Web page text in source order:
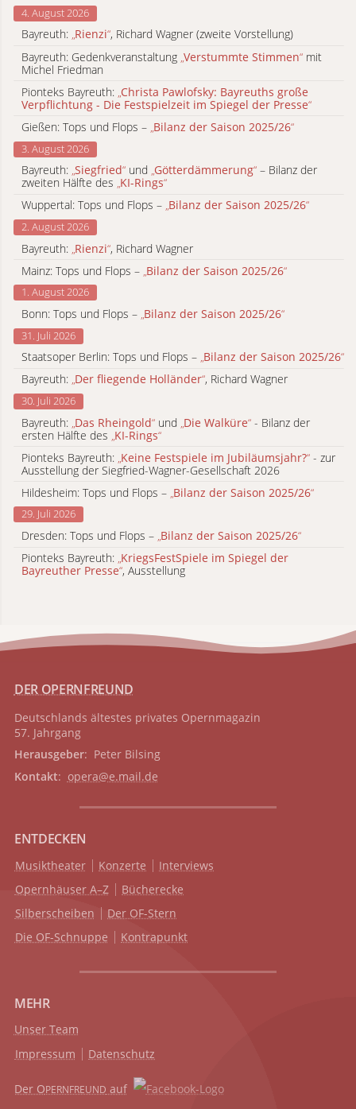
4. August 2026
Bayreuth: „Rienzi“, Richard Wagner (zweite Vorstellung)
Bayreuth: Gedenkveranstaltung „Verstummte Stimmen“ mit
Michel Friedman
Pionteks Bayreuth: „Christa Pawlofsky: Bayreuths große
Verpflichtung - Die Festspielzeit im Spiegel der Presse“
Gießen: Tops und Flops – „Bilanz der Saison 2025/26“
3. August 2026
Bayreuth: „Siegfried“ und „Götterdämmerung“ – Bilanz der
zweiten Hälfte des „KI-Rings“
Wuppertal: Tops und Flops – „Bilanz der Saison 2025/26“
2. August 2026
Bayreuth: Rienzi“, Richard Wagner
Mainz: Tops und Flops – Bilanz der Saison 2025/26“
1. August 2026
Bonn: Tops und Flops – „Bilanz der Saison 2025/26“
31. Juli 2026
Staatsoper Berlin: Tops und Flops – „Bilanz der Saison 2025/26“
Bayreuth: „Der fliegende Holländer“, Richard Wagner
30. Juli 2026
Bayreuth: Das Rheingold“ und Die Walküre“ - Bilanz der
ersten Hälfte des KI-Rings“
Pionteks Bayreuth: Keine Festspiele im Jubiläumsjahr?“ - zur
Ausstellung der Siegfried-Wagner-Gesellschaft 2026
Hildesheim: Tops und Flops – „Bilanz der Saison 2025/26“
29. Juli 2026
Dresden: Tops und Flops – „Bilanz der Saison 2025/26“
Pionteks Bayreuth: „KriegsFestSpiele im Spiegel der
Bayreuther Presse“, Ausstellung
DER OPERNFREUND
Deutschlands ältestes privates Opernmagazin
57. Jahrgang
Herausgeber: Peter Bilsing
Kontakt: opera@e.mail.de
ENTDECKEN
Musiktheater Konzerte
Interviews
Opernhäuser A–Z
Bücherecke
Silberscheiben
Der OF-Stern
Die OF-Schnuppe
Kontrapunkt
MEHR
Unser Team
Impressum
Datenschutz
Der OPERNFREUND auf